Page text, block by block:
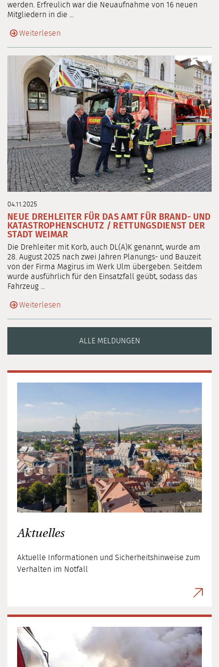
werden. Erfreulich war die Neuaufnahme von 16 neuen
Mitgliedern in die ...
Weiterlesen
04.11.2025
NEUE DREHLEITER FÜR DAS AMT FÜR BRAND- UND
KATASTROPHENSCHUTZ / RETTUNGSDIENST DER
STADT WEIMAR
Die Drehleiter mit Korb, auch DL(A)K genannt, wurde am
28. August 2025 nach zwei Jahren Planungs- und Bauzeit
von der Firma Magirus im Werk Ulm übergeben. Seitdem
wurde ausführlich für den Einsatzfall geübt, sodass das
Fahrzeug ...
Weiterlesen
ALLE MELDUNGEN
Aktuelles
Aktuelle Informationen und Sicherheitshinweise zum
Verhalten im Notfall